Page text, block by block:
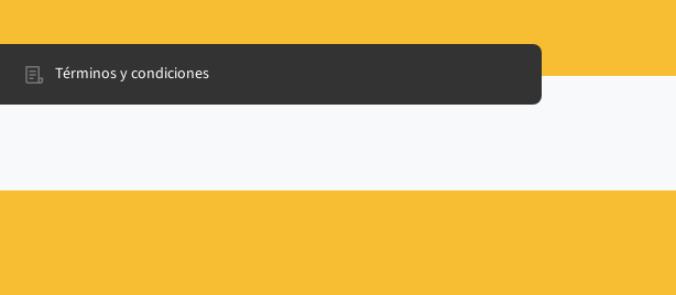
Términos y condiciones